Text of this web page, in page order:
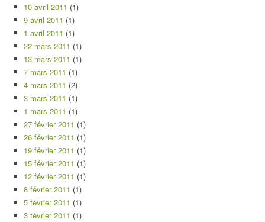
10 avril 2011 (1)
9 avril 2011 (1)
1 avril 2011 (1)
22 mars 2011 (1)
13 mars 2011 (1)
7 mars 2011 (1)
4 mars 2011 (2)
3 mars 2011 (1)
1 mars 2011 (1)
27 février 2011 (1)
26 février 2011 (1)
19 février 2011 (1)
15 février 2011 (1)
12 février 2011 (1)
8 février 2011 (1)
5 février 2011 (1)
3 février 2011 (1)